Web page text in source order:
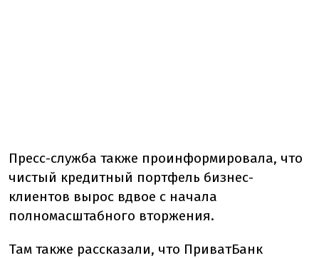
Пресс-служба также проинформировала, что
чистый кредитный портфель бизнес-
клиентов вырос вдвое с начала
полномасштабного вторжения.
Там также рассказали, что ПриватБанк